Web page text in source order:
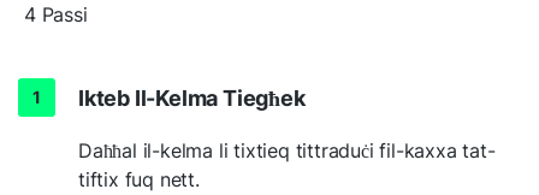
4 Passi
Ikteb Il-Kelma Tiegħek
Daħħal il-kelma li tixtieq tittraduċi fil-kaxxa tat-
tiftix fuq nett.